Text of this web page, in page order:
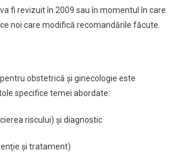
fi revizuit în 2009 sau în momentul în care
noi care modifică recomandările făcute.
obstetrică şi ginecologie este
specifice temei abordate:
riscului) şi diagnostic
şi tratament)